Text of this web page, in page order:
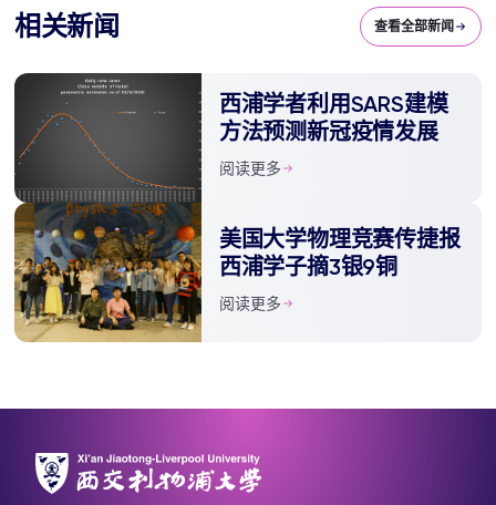
相关新闻 查看全部新闻
西浦学者利用SARS建模
方法预测新冠疫情发展
阅读更多
美国大学物理竞赛传捷报
西浦学子摘3银9铜
阅读更多